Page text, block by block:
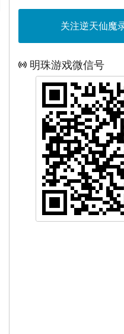
关注逆天仙魔
明珠游戏微信号